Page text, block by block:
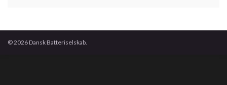
© 2026 Dansk Batteriselskab.